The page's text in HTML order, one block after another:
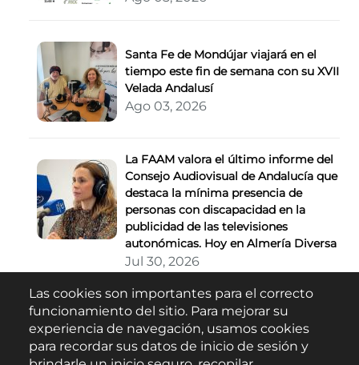
Santa Fe de Mondújar viajará en el
tiempo este fin de semana con su XVII
Velada Andalusí
Ago 03, 2026
La FAAM valora el último informe del
Consejo Audiovisual de Andalucía que
destaca la mínima presencia de
personas con discapacidad en la
publicidad de las televisiones
autonómicas. Hoy en Almería Diversa
Jul 30, 2026
Buscar
Las cookies son importantes para el correcto
funcionamiento del sitio. Para mejorar su
experiencia de navegación, usamos cookies
para recordar sus datos de inicio de sesión y